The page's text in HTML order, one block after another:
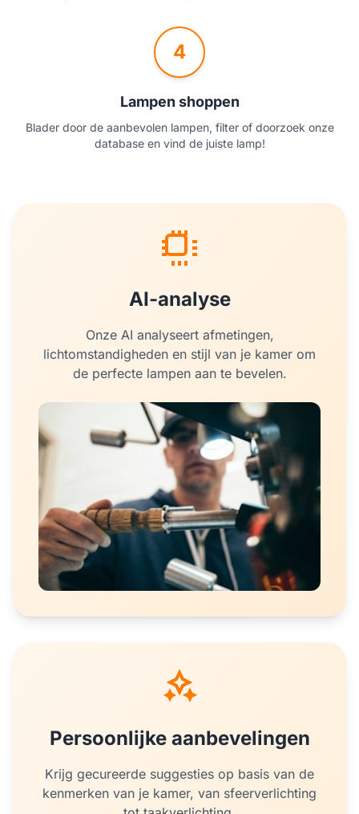
4
Lampen shoppen
Blader door de aanbevolen lampen, filter of doorzoek onze
database en vind de juiste lamp!
AI-analyse
Onze AI analyseert afmetingen,
lichtomstandigheden en stijl van je kamer om
de perfecte lampen aan te bevelen.
Persoonlijke aanbevelingen
Krijg gecureerde suggesties op basis van de
kenmerken van je kamer, van sfeerverlichting